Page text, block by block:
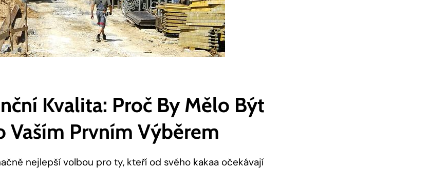
‌kvalita: Proč By Mělo ⁤být
Vaším Prvním Výběrem
nejlepší volbou pro ty,⁣ kteří od svého kakaa očekávají